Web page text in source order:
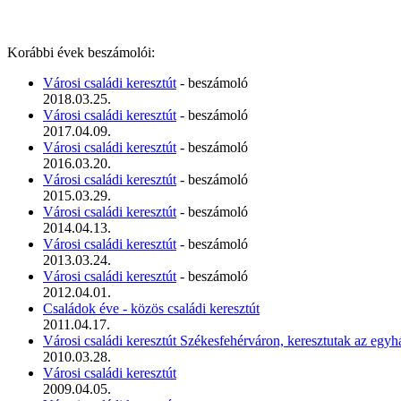
Korábbi évek beszámolói:
Városi családi keresztút - beszámoló
2018.03.25.
Városi családi keresztút - beszámoló
2017.04.09.
Városi családi keresztút - beszámoló
2016.03.20.
Városi családi keresztút - beszámoló
2015.03.29.
Városi családi keresztút - beszámoló
2014.04.13.
Városi családi keresztút - beszámoló
2013.03.24.
Városi családi keresztút - beszámoló
2012.04.01.
Családok éve - közös családi keresztút
2011.04.17.
Városi családi keresztút Székesfehérváron, keresztutak az
2010.03.28.
Városi családi keresztút
2009.04.05.